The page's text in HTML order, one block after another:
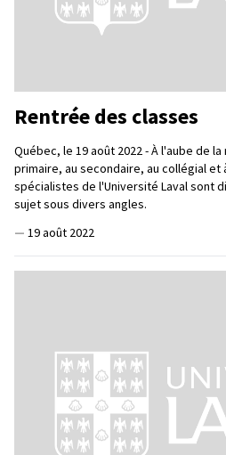
Rentrée des classes
Québec, le 19 août 2022 - À l'aube de
primaire, au secondaire, au collégial et
spécialistes de l'Université Laval sont
sujet sous divers angles.
— 19 août 2022